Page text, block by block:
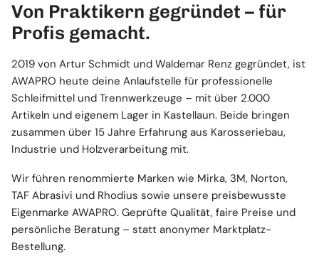
Von Praktikern gegründet – für
Profis gemacht.
2019 von Artur Schmidt und Waldemar Renz gegründet, ist
AWAPRO heute deine Anlaufstelle für professionelle
Schleifmittel und Trennwerkzeuge – mit über 2.000
Artikeln und eigenem Lager in Kastellaun. Beide bringen
zusammen über 15 Jahre Erfahrung aus Karosseriebau,
Industrie und Holzverarbeitung mit.
Wir führen renommierte Marken wie Mirka, 3M, Norton,
TAF Abrasivi und Rhodius sowie unsere preisbewusste
Eigenmarke AWAPRO. Geprüfte Qualität, faire Preise und
persönliche Beratung – statt anonymer Marktplatz-
Bestellung.